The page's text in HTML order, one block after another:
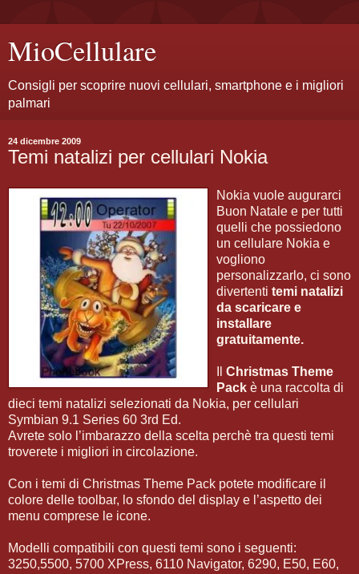
MioCellulare
Consigli per scoprire nuovi cellulari, smartphone e i migliori
palmari
24 dicembre 2009
Temi natalizi per cellulari Nokia
Nokia vuole augurarci
Buon Natale e per tutti
quelli che possiedono
un cellulare Nokia e
vogliono
personalizzarlo, ci sono
divertenti temi natalizi
da scaricare e
installare
gratuitamente.
Christmas Theme
Pack è una raccolta di
dieci temi natalizi selezionati da Nokia, per cellulari
Symbian 9.1 Series 60 3rd Ed.
Avrete solo l’imbarazzo della scelta perchè tra questi temi
troverete i migliori in circolazione.
Con i temi di Christmas Theme Pack potete modificare il
colore delle toolbar, lo sfondo del display e l’aspetto dei
menu comprese le icone.
Modelli compatibili con questi temi sono i seguenti:
3250,5500, 5700 XPress, 6110 Navigator, 6290, E50, E60,